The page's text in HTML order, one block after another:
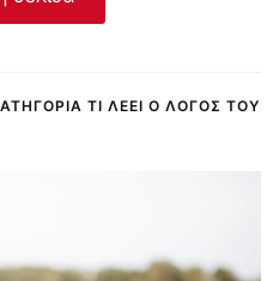
ΤΙ ΛΈΕΙ Ο ΛΌΓΟΣ ΤΟΥ